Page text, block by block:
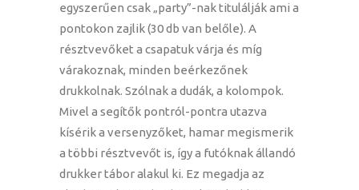
egyszerűen csak „party”-nak titulálják ami a
pontokon zajlik (30 db van belőle). A
résztvevőket a csapatuk várja és míg
várakoznak, minden beérkezőnek
drukkolnak. Szólnak a dudák, a kolompok.
Mivel a segítők pontról-pontra utazva
kísérik a versenyzőket, hamar megismerik
a többi résztvevőt is, így a futóknak állandó
drukker tábor alakul ki. Ez megadja az